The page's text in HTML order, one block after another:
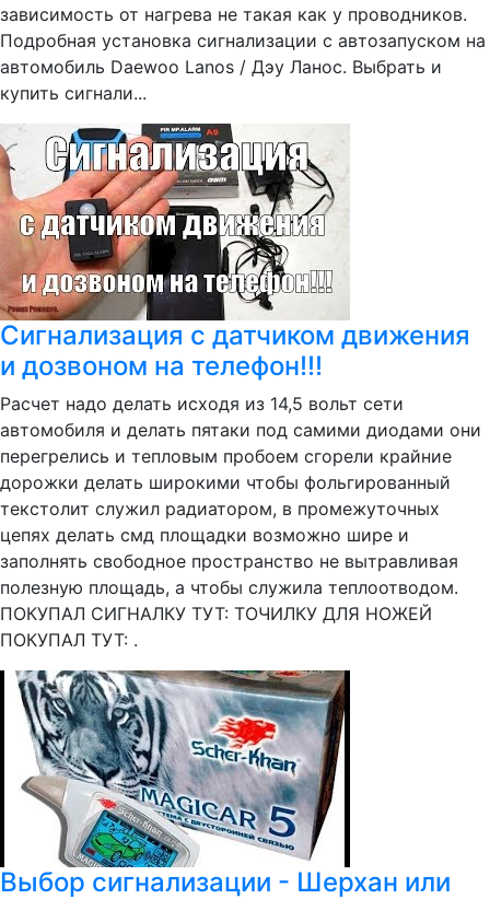
зависимость от нагрева не такая как у проводников.
Подробная установка сигнализации с автозапуском на
автомобиль Daewoo Lanos / Дэу Ланос. Выбрать и
купить сигнали...
Сигнализация с датчиком движения
и дозвоном на телефон!!!
Расчет надо делать исходя из 14,5 вольт сети
автомобиля и делать пятаки под самими диодами они
перегрелись и тепловым пробоем сгорели крайние
дорожки делать широкими чтобы фольгированный
текстолит служил радиатором, в промежуточных
цепях делать смд площадки возможно шире и
заполнять свободное пространство не вытравливая
полезную площадь, а чтобы служила теплоотводом.
ПОКУПАЛ СИГНАЛКУ ТУТ: ТОЧИЛКУ ДЛЯ НОЖЕЙ
ПОКУПАЛ ТУТ: .
Выбор сигнализации - Шерхан или